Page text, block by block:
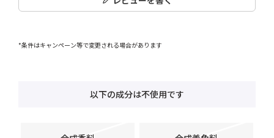
*条件はキャンペーン等で変更される場合があります
以下の成分は不使用です